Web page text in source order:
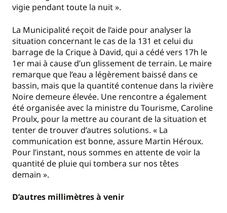
vigie pendant toute la nuit ».
La Municipalité reçoit de l’aide pour analyser la
situation concernant le cas de la 131 et celui du
barrage de la Crique à David, qui a cédé vers 17h le
1er mai à cause d’un glissement de terrain. Le maire
remarque que l’eau a légèrement baissé dans ce
bassin, mais que la quantité contenue dans la rivière
Noire demeure élevée. Une rencontre a également
été organisée avec la ministre du Tourisme, Caroline
Proulx, pour la mettre au courant de la situation et
tenter de trouver d’autres solutions. « La
communication est bonne, assure Martin Héroux.
Pour l’instant, nous sommes en attente de voir la
quantité de pluie qui tombera sur nos têtes
demain ».
D’autres millimètres à venir